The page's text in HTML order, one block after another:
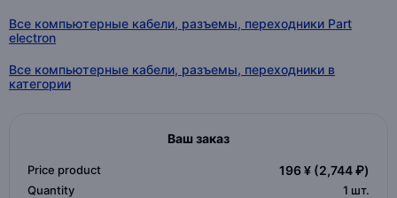
Все компьютерные кабели, разъемы, переходники Part
electron
Все компьютерные кабели, разъемы, переходники в
категории
Ваш заказ
Price product 196 ¥ (2,744 ₽)
Quantity 1 шт.